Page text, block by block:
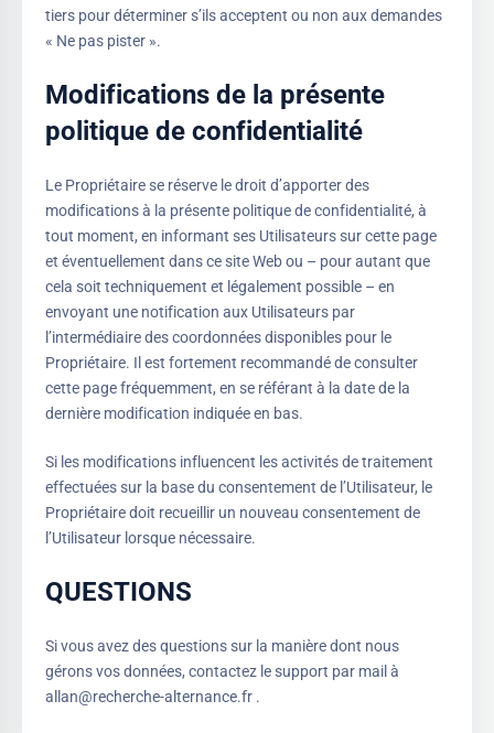
tiers pour déterminer s’ils acceptent ou non aux demandes
« Ne pas pister ».
Modifications de la présente
politique de confidentialité
Le Propriétaire se réserve le droit d’apporter des
modifications à la présente politique de confidentialité, à
tout moment, en informant ses Utilisateurs sur cette page
et éventuellement dans ce site Web ou – pour autant que
cela soit techniquement et légalement possible – en
envoyant une notification aux Utilisateurs par
l’intermédiaire des coordonnées disponibles pour le
Propriétaire. Il est fortement recommandé de consulter
cette page fréquemment, en se référant à la date de la
dernière modification indiquée en bas.
Si les modifications influencent les activités de traitement
effectuées sur la base du consentement de l’Utilisateur, le
Propriétaire doit recueillir un nouveau consentement de
l’Utilisateur lorsque nécessaire.
QUESTIONS
Si vous avez des questions sur la manière dont nous
gérons vos données, contactez le support par mail à
allan@recherche-alternance.fr .